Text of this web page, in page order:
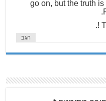
go on, but the truth
הגב